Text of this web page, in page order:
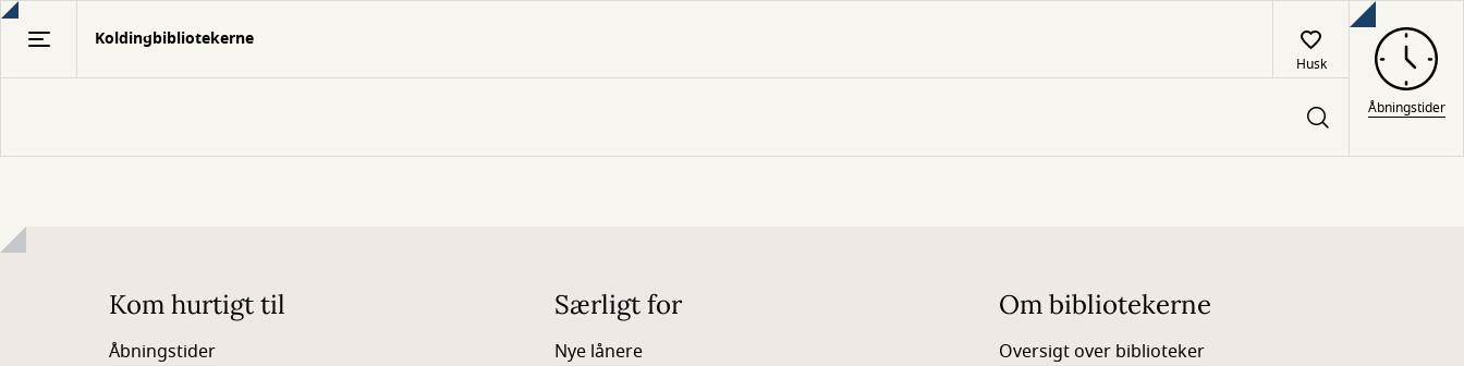
Gå
Koldingbibliotekerne
Husk
Åbningstider
Kom hurtigt til
Åbningstider
Særligt for
Nye lånere
Om bibliotekerne
Oversigt over biblioteker